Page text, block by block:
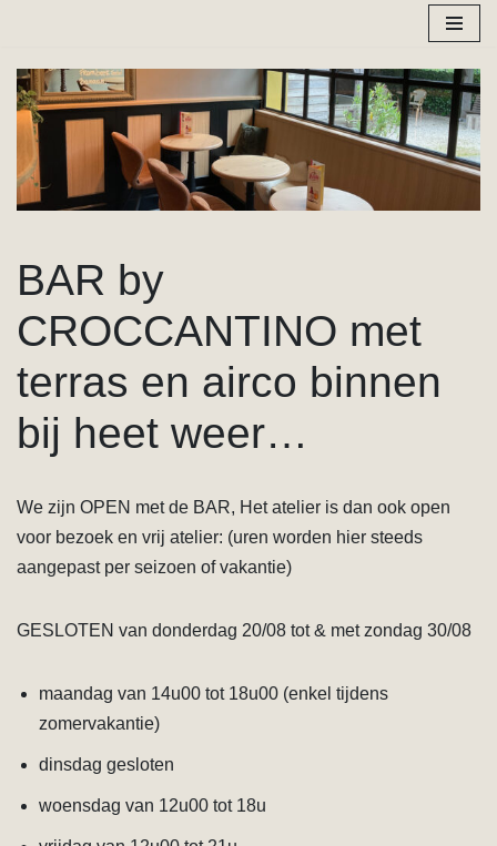
naar
de
inhoud
BAR by
CROCCANTINO met
terras en airco binnen
bij heet weer…
We zijn OPEN met de BAR, Het atelier is dan ook open
voor bezoek en vrij atelier: (uren worden hier steeds
aangepast per seizoen of vakantie)
GESLOTEN van donderdag 20/08 tot & met zondag 30/08
maandag van 14u00 tot 18u00 (enkel tijdens
zomervakantie)
dinsdag gesloten
woensdag van 12u00 tot 18u